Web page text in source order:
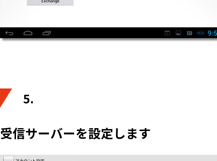
5.
受信サーバーを設定します